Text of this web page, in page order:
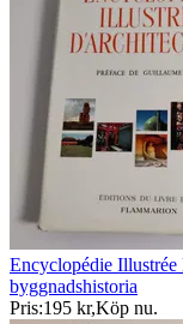
Encyclopédie
byggnadshistoria
Pris:195 kr,Köp nu.